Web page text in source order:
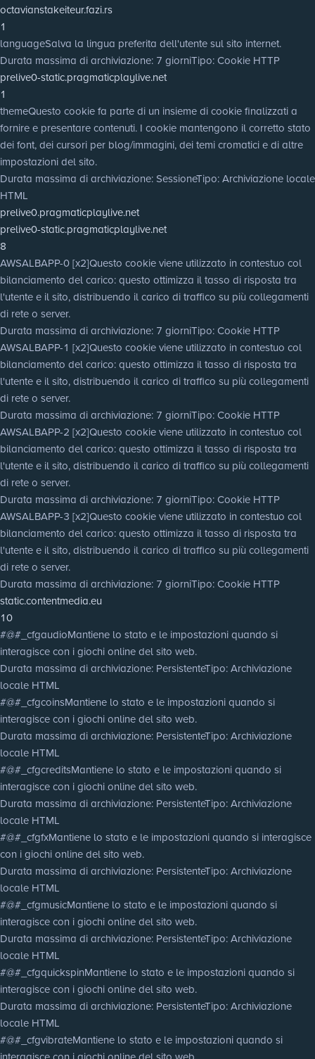
octavianstakeiteur.fazi.rs
1
languageSalva la lingua preferita dell'utente sul sito internet.
Durata massima di archiviazione: 7 giorniTipo: Cookie HTTP
prelive0-static.pragmaticplaylive.net
1
themeQuesto cookie fa parte di un insieme di cookie finalizzati a
fornire e presentare contenuti. I cookie mantengono il corretto stato
dei font, dei cursori per blog/immagini, dei temi cromatici e di altre
impostazioni del sito.
Durata massima di archiviazione: SessioneTipo: Archiviazione locale
HTML
prelive0.pragmaticplaylive.net
prelive0-static.pragmaticplaylive.net
8
AWSALBAPP-0 [x2]Questo cookie viene utilizzato in contestuo col
bilanciamento del carico: questo ottimizza il tasso di risposta tra
l'utente e il sito, distribuendo il carico di traffico su più collegamenti
di rete o server.
Durata massima di archiviazione: 7 giorniTipo: Cookie HTTP
AWSALBAPP-1 [x2]Questo cookie viene utilizzato in contestuo col
bilanciamento del carico: questo ottimizza il tasso di risposta tra
l'utente e il sito, distribuendo il carico di traffico su più collegamenti
di rete o server.
Durata massima di archiviazione: 7 giorniTipo: Cookie HTTP
AWSALBAPP-2 [x2]Questo cookie viene utilizzato in contestuo col
bilanciamento del carico: questo ottimizza il tasso di risposta tra
l'utente e il sito, distribuendo il carico di traffico su più collegamenti
di rete o server.
Durata massima di archiviazione: 7 giorniTipo: Cookie HTTP
AWSALBAPP-3 [x2]Questo cookie viene utilizzato in contestuo col
bilanciamento del carico: questo ottimizza il tasso di risposta tra
l'utente e il sito, distribuendo il carico di traffico su più collegamenti
di rete o server.
Durata massima di archiviazione: 7 giorniTipo: Cookie HTTP
static.contentmedia.eu
10
#@#_cfgaudioMantiene lo stato e le impostazioni quando si
interagisce con i giochi online del sito web.
Durata massima di archiviazione: PersistenteTipo: Archiviazione
locale HTML
#@#_cfgcoinsMantiene lo stato e le impostazioni quando si
interagisce con i giochi online del sito web.
Durata massima di archiviazione: PersistenteTipo: Archiviazione
locale HTML
#@#_cfgcreditsMantiene lo stato e le impostazioni quando si
interagisce con i giochi online del sito web.
Durata massima di archiviazione: PersistenteTipo: Archiviazione
locale HTML
#@#_cfgfxMantiene lo stato e le impostazioni quando si interagisce
con i giochi online del sito web.
Durata massima di archiviazione: PersistenteTipo: Archiviazione
locale HTML
#@#_cfgmusicMantiene lo stato e le impostazioni quando si
interagisce con i giochi online del sito web.
Durata massima di archiviazione: PersistenteTipo: Archiviazione
locale HTML
#@#_cfgquickspinMantiene lo stato e le impostazioni quando si
interagisce con i giochi online del sito web.
Durata massima di archiviazione: PersistenteTipo: Archiviazione
locale HTML
#@#_cfgvibrateMantiene lo stato e le impostazioni quando si